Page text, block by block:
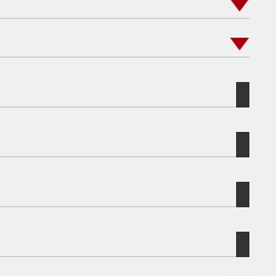
バイク買取強化車両
トライアンフ
アプリリア
プロテクションフィルム
未加入の方）
でご加入の方）